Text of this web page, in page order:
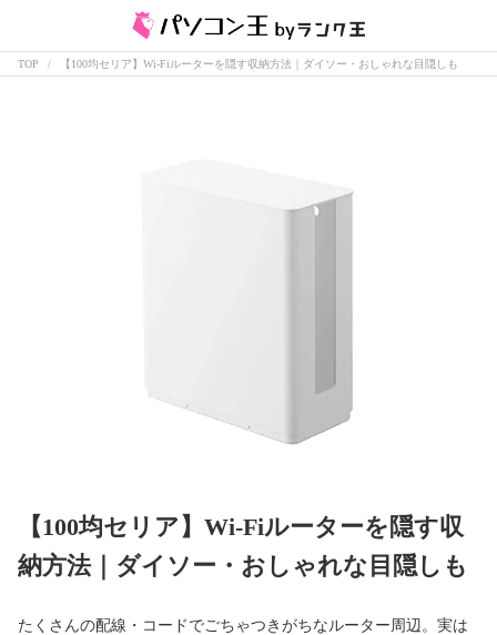
TOP 【100均セリア】Wi-Fiルーターを隠す収納方法｜ダイソー・おしゃれな目隠しも
【100均セリア】Wi-Fiルーターを隠す収
納方法｜ダイソー・おしゃれな目隠しも
たくさんの配線・コードでごちゃつきがちなルーター周辺。実は